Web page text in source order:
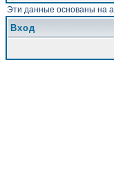
Эти данные основаны на
Вход